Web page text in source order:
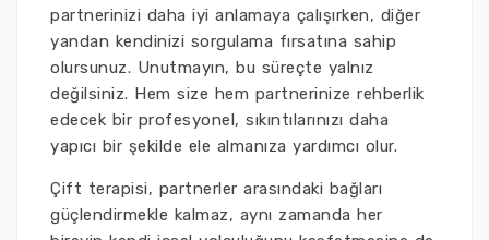
partnerinizi daha iyi anlamaya çalışırken, diğer
yandan kendinizi sorgulama fırsatına sahip
olursunuz. Unutmayın, bu süreçte yalnız
değilsiniz. Hem size hem partnerinize rehberlik
edecek bir profesyonel, sıkıntılarınızı daha
yapıcı bir şekilde ele almanıza yardımcı olur.
Çift terapisi, partnerler arasındaki bağları
güçlendirmekle kalmaz, aynı zamanda her